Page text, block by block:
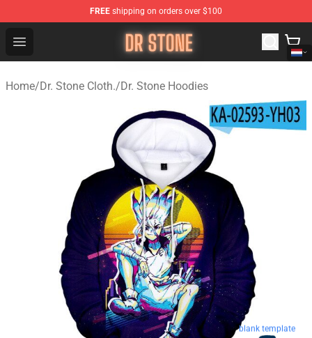
FREE shipping on orders over $100
Open menu
Dr Stone Store - Official Dr Stone Merchandise Shop
Home/Dr. Stone Cloth./Dr. Stone Hoodies
blank template